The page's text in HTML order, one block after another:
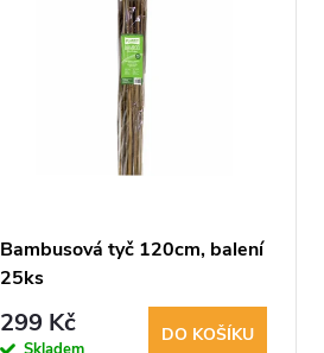
Bambusová tyč 120cm, balení
25ks
299 Kč DO KOŠÍKU